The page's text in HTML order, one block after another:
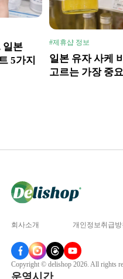
일본
5가지
#제휴샵 정보
일본 유자 사케
고르는 가장 중
회사소개 개인정보취급방
Copyright © delishop 2026. All rights